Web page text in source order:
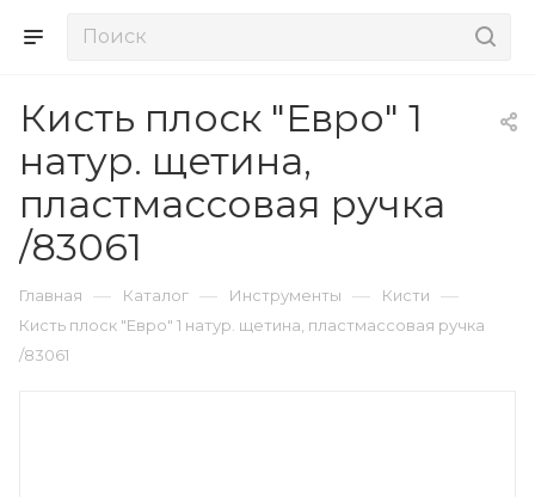
Кисть плоск "Евро" 1
натур. щетина,
пластмассовая ручка
/83061
Главная — Каталог — Инструменты — Кисти —
Кисть плоск "Евро" 1 натур. щетина, пластмассовая ручка
/83061